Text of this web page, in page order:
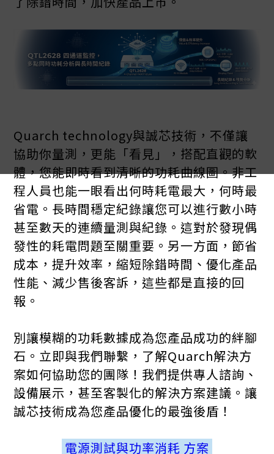
Quarch technology與誠芯技術，不僅讓
協助你量測，更能「看見」，搭配直觀的軟
體，您能即時看到清晰的功耗曲線圖。非工
程人員也能一眼看出何時耗電最大，何時最
省電。長時間穩定紀錄讓您可以進行數小時
甚至數天的連續量測與紀錄。這對於發現偶
發性的耗電問題至關重要。另一方面，節省
成本，提升效率，縮短除錯時間、優化產品
性能、減少售後客訴，這些都是直接的回
報。
別讓模糊的功耗數據成為您產品成功的絆腳
石。立即與我們聯繫，了解Quarch解決方
案如何協助您的團隊！我們提供專人諮詢、
設備展示，甚至客製化的解決方案建議。讓
誠芯技術成為您產品優化的最強後盾！
電源測試與功率消耗 方案